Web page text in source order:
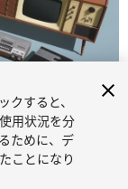
クすると、
用状況を分
ために、デ
ことになり